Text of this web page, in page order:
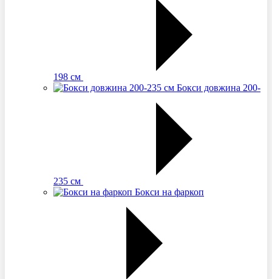
198 см
Бокси довжина 200-
235 см
Бокси на фаркоп